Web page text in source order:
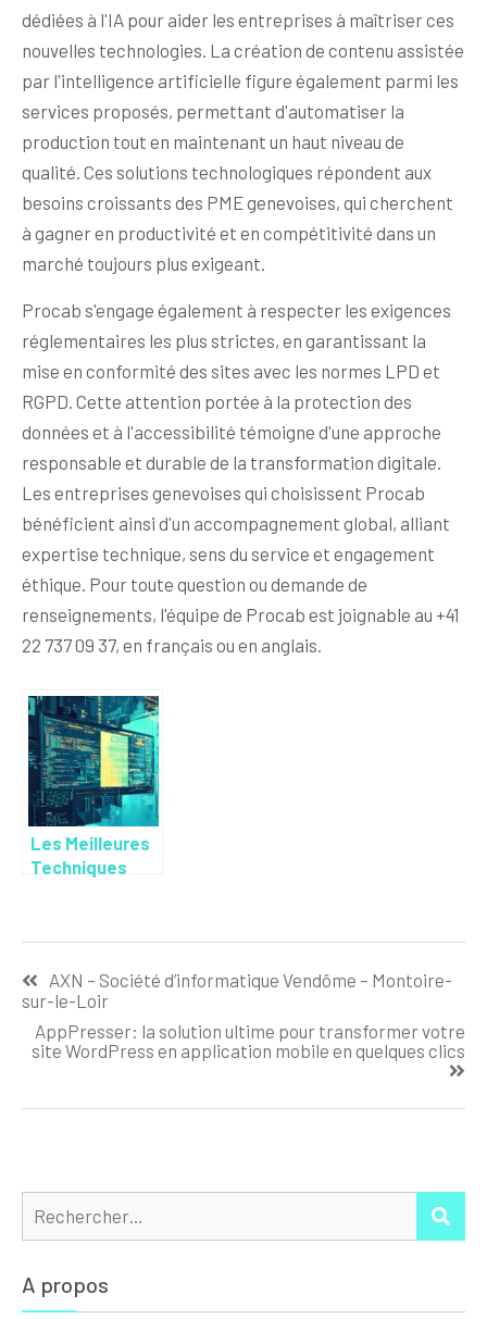
dédiées à l'IA pour aider les entreprises à maîtriser ces
nouvelles technologies. La création de contenu assistée
par l'intelligence artificielle figure également parmi les
services proposés, permettant d'automatiser la
production tout en maintenant un haut niveau de
qualité. Ces solutions technologiques répondent aux
besoins croissants des PME genevoises, qui cherchent
à gagner en productivité et en compétitivité dans un
marché toujours plus exigeant.
Procab s'engage également à respecter les exigences
réglementaires les plus strictes, en garantissant la
mise en conformité des sites avec les normes LPD et
RGPD. Cette attention portée à la protection des
données et à l'accessibilité témoigne d'une approche
responsable et durable de la transformation digitale.
Les entreprises genevoises qui choisissent Procab
bénéficient ainsi d'un accompagnement global, alliant
expertise technique, sens du service et engagement
éthique. Pour toute question ou demande de
renseignements, l'équipe de Procab est joignable au +41
22 737 09 37, en français ou en anglais.
Les Meilleures
Techniques
Votre Code
Menaces
Modernes
de
l’article
AXN – Société d’informatique Vendôme – Montoire-
sur-le-Loir
AppPresser: la solution ultime pour transformer votre
site WordPress en application mobile en quelques clics
Rechercher :
A propos